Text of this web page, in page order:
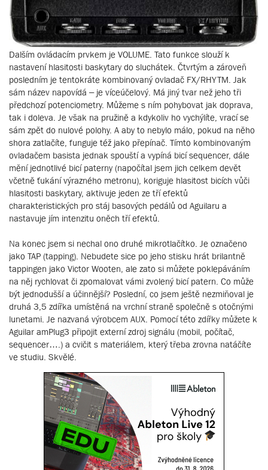
Dalším ovládacím prvkem je VOLUME. Tato funkce slouží k
nastavení hlasitosti baskytary do sluchátek. Čtvrtým a zároveň
posledním je tentokráte kombinovaný ovladač FX/RHYTM. Jak
sám název napovídá – je víceúčelový. Má jiný tvar než jeho tři
předchozí potenciometry. Můžeme s ním pohybovat jak doprava,
tak i doleva. Je však na pružině a kdykoliv ho vychýlíte, vrací se
sám zpět do nulové polohy. A aby to nebylo málo, pokud na něho
shora zatlačíte, funguje též jako přepínač. Tímto kombinovaným
ovladačem basista jednak spouští a vypíná bicí sequencer, dále
mění jednotlivé bicí paterny (napočítal jsem jich celkem devět
včetně ťukání výrazného metronu), koriguje hlasitost bicích vůči
hlasitosti baskytary, aktivuje jeden ze tří efektů
charakteristických pro stáj basových pedálů od Aguilaru a
nastavuje jím intenzitu oněch tří efektů.
Na konec jsem si nechal ono druhé mikrotlačítko. Je označeno
jako TAP (tapping). Nebudete sice po jeho stisku hrát brilantně
tappingen jako Victor Wooten, ale zato si můžete poklepáváním
na něj rychlovat či zpomalovat vámi zvolený bicí patern. Co může
být jednodušší a účinnější? Poslední, co jsem ještě nezmiňoval je
druhá 3,5 zdířka umístěná na vrchní straně společně s otočnými
lunetami. Je nazvaná výrobcem AUX. Pomocí této zdířky můžete k
Aguilar amPlug3 připojit externí zdroj signálu (mobil, počítač,
sequencer….) a cvičit s materiálem, který třeba zrovna natáčíte
ve studiu. Skvělé.